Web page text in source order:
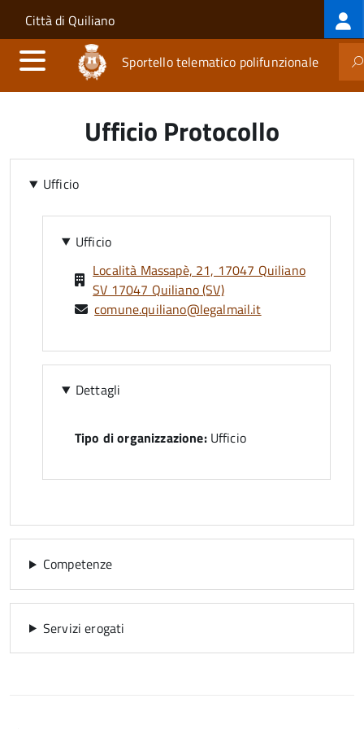
Salta al contenuto principale
Skip to site navigation
Città di Quiliano
Sportello telematico polifunzionale
Ufficio Protocollo
Ufficio
Ufficio
Località Massapè, 21, 17047 Quiliano
SV 17047 Quiliano (SV)
comune.quiliano@legalmail.it
Dettagli
Tipo di organizzazione:Ufficio
Competenze
Servizi erogati